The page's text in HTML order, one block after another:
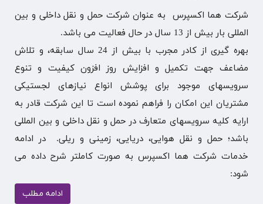
شرکت هما اکسپرس به عنوان شرکت حمل و نقل داخلی و بین
المللی بار بیش از 13 سال در حال فعالیت می باشد.
بهره گیری از کادر مجرب با بیش از 24 سال سابقه، و تلاش
مضاعف جهت تکمیل و افزایش روز افزون کیفیت و تنوع
سرویس­های موجود برای پوشش انواع نیازهای لجستیکی
مشتریان این امکان را فراهم نموده است تا این شرکت قادر به
ارایه کلیه سرویس­های متعارف در حمل و نقل داخلی و بین المللی
باشد؛ حمل و نقل هوایی، دریایی، زمینی و ریلی. در ادامه
خدمات شرکت هما اکسپرس به صورت کامل­تر شرح داده می
شود:
ادامه مطلب